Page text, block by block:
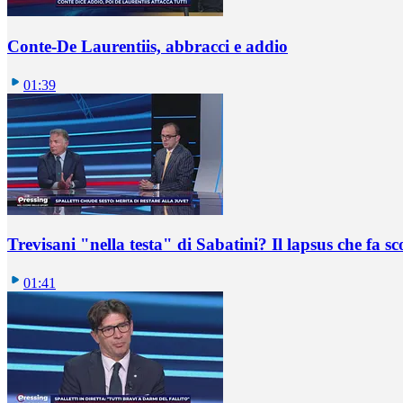
Conte-De Laurentiis, abbracci e addio
01:39
Trevisani "nella testa" di Sabatini? Il lapsus che fa
01:41